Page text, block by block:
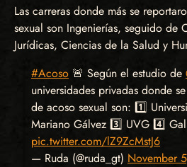
Las carreras donde más se
sexual son Ingenierías, seguido de
Jurídicas, Ciencias de la Salud y
#Acoso 🚨 Según el estudio de
universidades privadas donde
de acoso sexual son: 1️⃣
Mariano Gálvez 3️⃣ UVG 4️⃣
pic.twitter.com/lZ9ZcMstJ6
— Ruda (@ruda_gt) November